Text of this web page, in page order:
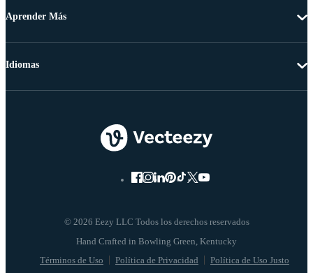
Aprender Más
© 2026 Eezy LLC Todos los derechos reservados
Términos de Uso Política de Privacidad Política de Uso Justo
Idiomas